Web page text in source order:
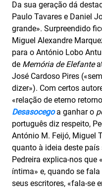
Da sua geração dá
Paulo Tavares e Daniel
grande». Surpreendido
Miguel Alexandre
para o António Lobo
de Memória de Elefante
José Cardoso Pires
dizer»). Com certos
«relação de eterno
Desasocegoa ganhar o
português diz respeito,
António M. Feijó, Miguel
quanto à ideia deste país
Pedreira explica-nos que
íntima» e, quando se
seus escritores, «fala-se